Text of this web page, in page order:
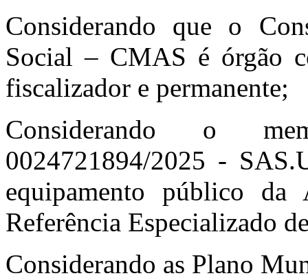
Considerando que o
Social – CMAS é órgão
fiscalizador e permanente;
Considerando o
0024721894/2025 -
equipamento público
Referência Especializado
Considerando as Plano